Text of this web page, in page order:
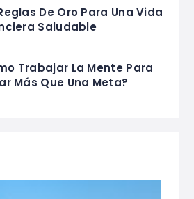
De Oro Para Una Vida
Saludable
Trabajar La Mente Para
Más Que Una Meta?